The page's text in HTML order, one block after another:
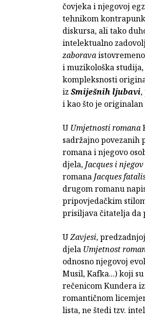
čovjeka i njegovoj
tehnikom
diskursa, ali tako
intelektualno
zaborava
i muzikološka
kompleksnosti
iz Smiješnih ljubavi
i kao što je originalan
U Umjetnosti romana
sadržajno povezanih
romana i njegovo
djela, Jacques i
romana Jacques
drugom romanu
pripovjedačkim
prisiljava čitatelja da
UZavjesi,
djela Umjetnost
odnosno njegovoj
Musil, Kafka...) koji
rečenicom Kundera
romantičnom
lista, ne štedi tzv.